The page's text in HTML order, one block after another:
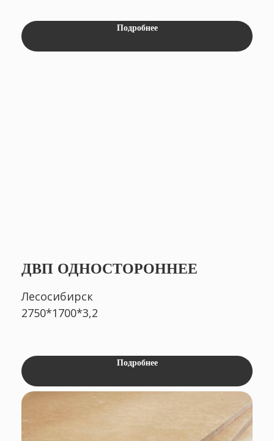
SEMCHURIN
SEMCHURIN
Подробнее
ДВП ОДНОСТОРОННЕЕ
Лесосибирск
2750*1700*3,2
Подробнее